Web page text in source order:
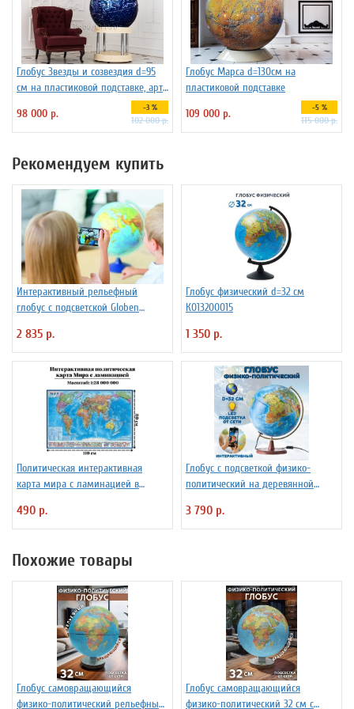
Глобус Звезды и созвездия d=95
см на пластиковой подставке, арт.
98 000 р. -3 %
102 000 р.
Глобус Марса d=130см на
пластиковой подставке
109 000 р.
-5 %
115 000 р.
Рекомендуем купить
Интерактивный рельефный
глобус с подсветской Globen
2 835 р.
Глобус физический d=32 см
К013200015
1 350 р.
Политическая интерактивная
карта мира с ламинацией в
490 р.
Глобус с подсветкой физико-
политический на деревянной
3 790 р.
Похожие товары
Глобус самовращающийся
физико-политический рельефный
Глобус самовращающийся
физико-политический 32 см с